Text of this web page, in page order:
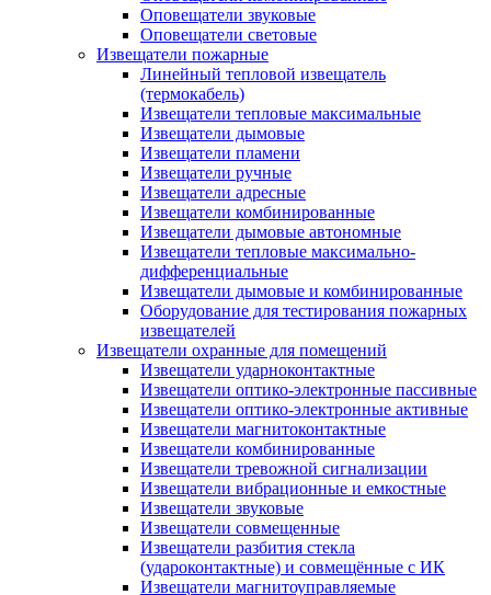
Оповещатели звуковые
Оповещатели световые
Извещатели пожарные
Линейный тепловой извещатель
(термокабель)
Извещатели тепловые максимальные
Извещатели дымовые
Извещатели пламени
Извещатели ручные
Извещатели адресные
Извещатели комбинированные
Извещатели дымовые автономные
Извещатели тепловые максимально-
дифференциальные
Извещатели дымовые и комбинированные
Оборудование для тестирования пожарных
извещателей
Извещатели охранные для помещений
Извещатели ударноконтактные
Извещатели оптико-электронные пассивные
Извещатели оптико-электронные активные
Извещатели магнитоконтактные
Извещатели комбинированные
Извещатели тревожной сигнализации
Извещатели вибрационные и емкостные
Извещатели звуковые
Извещатели совмещенные
Извещатели разбития стекла
(удароконтактные) и совмещённые с ИК
Извещатели магнитоуправляемые